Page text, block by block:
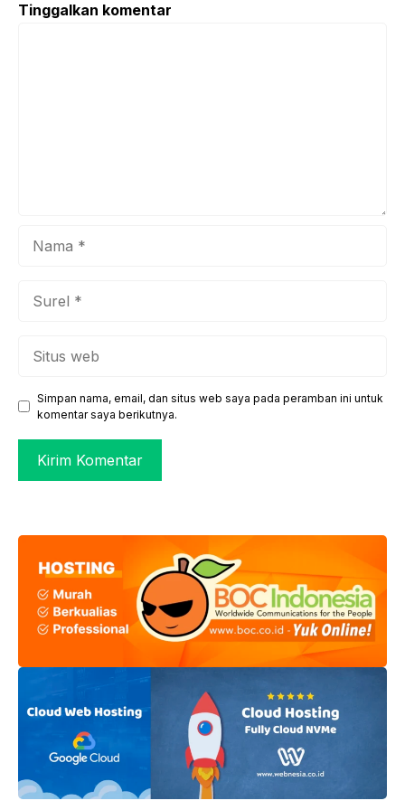
sebuah pesta besar yang dirancang untuk memberikan
Tinggalkan komentar
web
Simpan nama, email, dan situs web saya pada peramban ini untuk
komentar saya berikutnya.